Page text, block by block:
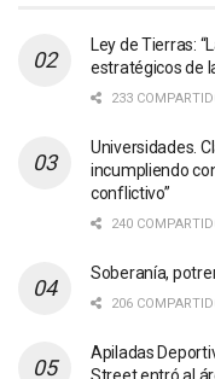
Ley de Tierras:
estratégicos de
233
Universidades.
incumpliendo
conflictivo”
240
Soberanía,
206
Apiladas